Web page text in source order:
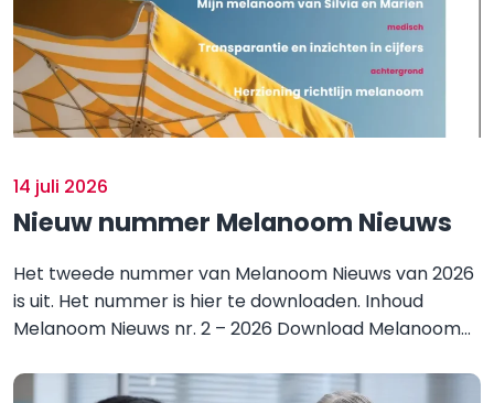
14 juli 2026
Nieuw nummer Melanoom Nieuws
Het tweede nummer van Melanoom Nieuws van 2026
is uit. Het nummer is hier te downloaden. Inhoud
Melanoom Nieuws nr. 2 – 2026 Download Melanoom...